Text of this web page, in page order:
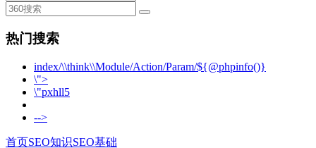
热门搜索
index/\\think\\Module/Action/Param/${@phpinfo()}
\">
\"pxhll5
-->
首页SEO知识SEO基础